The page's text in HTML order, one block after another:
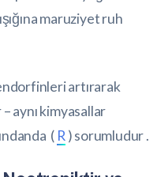
maruziyet ruh
artırarak
aynı kimyasallar
( R) sorumludur .